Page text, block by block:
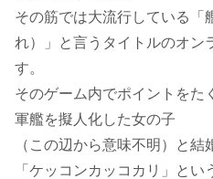
その筋では大流行している「
れ）」と言うタイトルのオン
す。
そのゲーム内でポイントをた
軍艦を擬人化した女の子
（この辺から意味不明）と
「ケッコンカッコカリ」とい